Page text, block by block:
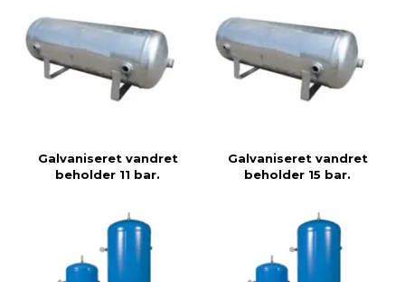
Galvaniseret vandret
beholder 11 bar.
Galvaniseret vandret
beholder 15 bar.